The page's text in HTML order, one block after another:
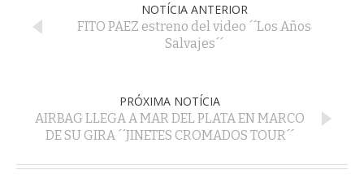
NOTÍCIA ANTERIOR
FITO PAEZ estreno del video ´´Los Años
Salvajes´´
PRÓXIMA NOTÍCIA
AIRBAG LLEGA A MAR DEL PLATA EN MARCO
DE SU GIRA ´´JINETES CROMADOS TOUR´´